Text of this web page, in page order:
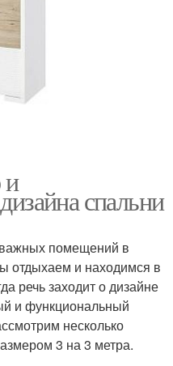
спальни
помещений в
отдыхаем и находимся в
речь заходит о дизайне
и функциональный
несколько
3 на 3 метра.